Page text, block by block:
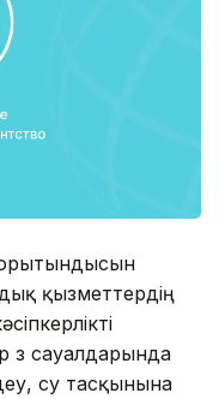
қызметтердің
сауалдарында
су тасқынына